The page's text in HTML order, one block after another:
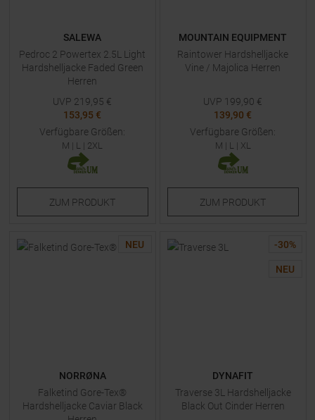
SALEWA
Pedroc 2 Powertex 2.5L Light
Hardshelljacke Faded Green
Herren
UVP 219,95 €
153,95 €
Verfügbare Größen:
M | L | 2XL
ZUM PRODUKT
MOUNTAIN EQUIPMENT
Raintower Hardshelljacke
Vine / Majolica Herren
UVP 199,90 €
139,90 €
Verfügbare Größen:
M | L | XL
ZUM PRODUKT
NEU
NORRØNA
Falketind Gore-Tex®
Hardshelljacke Caviar Black
-30%
NEU
DYNAFIT
Traverse 3L Hardshelljacke
Black Out Cinder Herren